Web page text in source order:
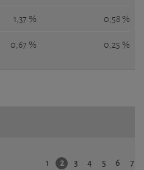
1,37 % 0,58 %
0,67 % 0,25 %
1 2 3 4 5 6 7